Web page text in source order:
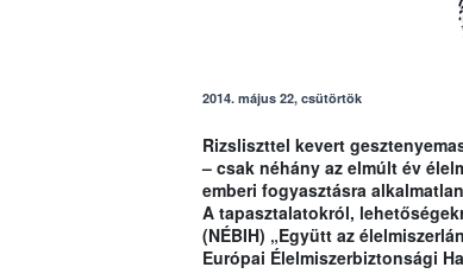
2014. május 22, csütörtök
Rizsliszttel kevert
– csak néhány az elmúlt év
emberi fogyasztásra
A tapasztalatokról,
(NÉBIH) „Együtt az
Európai Élelmiszerbiztonsági